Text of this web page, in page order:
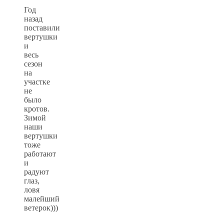
Год
назад
поставили
вертушки
и
весь
сезон
на
участке
не
было
кротов.
Зимой
наши
вертушки
тоже
работают
и
радуют
глаз,
ловя
малейший
ветерок)))